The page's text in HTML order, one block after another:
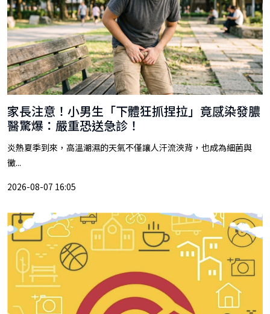
家長注意！小男生「下體狂抓捏拉」竟感染發膿
醫驚爆：嚴重恐送急診！
炎熱夏季到來，高溫潮濕的天氣不僅讓人汗流浹背，也成為細菌與
黴...
2026-08-07 16:05